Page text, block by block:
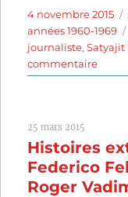
Publié
le
4 novembre 2015
années 1960-1969
journaliste,Satyajit
commentairesur
Le
Ray
25 mars 2015
Histoires
Federico
Roger